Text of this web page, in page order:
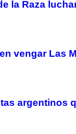
la Raza
vengar Las
argentinos